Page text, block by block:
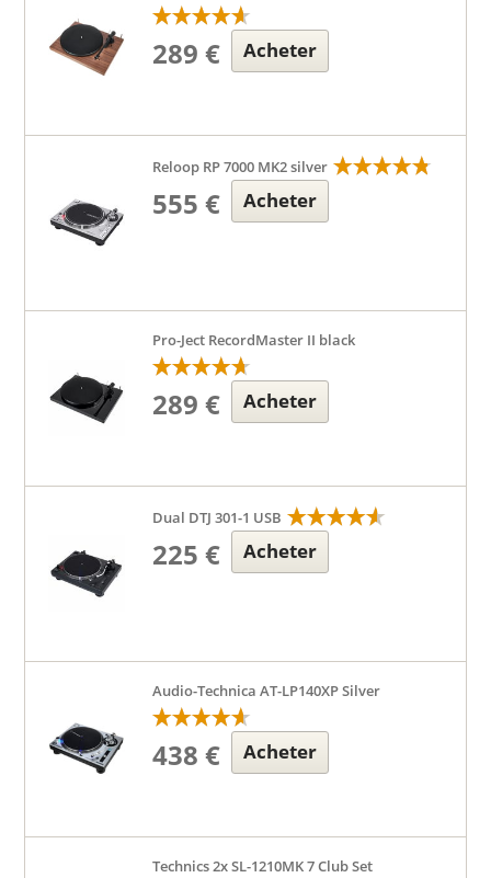
289 € Acheter
Reloop RP 7000 MK2 silver
555 € Acheter
Pro-Ject RecordMaster II black
289 € Acheter
Dual DTJ 301-1 USB
225 € Acheter
Audio-Technica AT-LP140XP Silver
438 € Acheter
Technics 2x SL-1210MK 7 Club Set